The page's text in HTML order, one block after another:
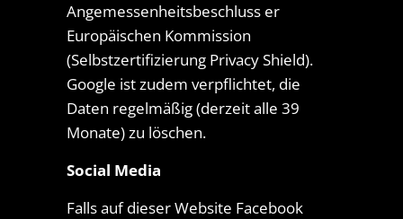
Angemessenheitsbeschluss er
Europäischen Kommission
(Selbstzertifizierung Privacy Shield).
Google ist zudem verpflichtet, die
Daten regelmäßig (derzeit alle 39
Monate) zu löschen.
Social Media
Falls auf dieser Website Facebook